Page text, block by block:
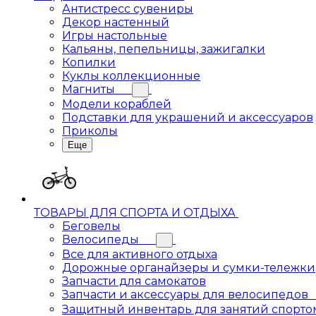
Антистресс сувениры
Декор настенный
Игры настольные
Кальяны, пепельницы, зажигалки
Копилки
Куклы коллекционные
Магниты
Модели кораблей
Подставки для украшений и аксессуаров
Приколы
Еще
ТОВАРЫ ДЛЯ СПОРТА И ОТДЫХА
Беговелы
Велосипеды
Все для активного отдыха
Дорожные органайзеры и сумки-тележки
Запчасти для самокатов
Запчасти и аксессуары для велосипедов
Защитный инвентарь для занятий